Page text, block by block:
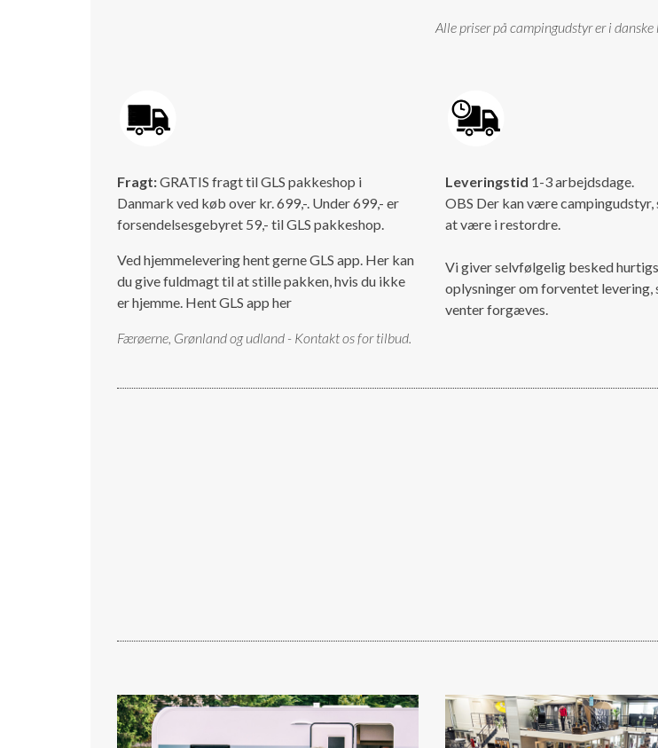
Alle priser på campingudstyr er i danske
Fragt:GRATIS fragt til GLS pakkeshop i
Danmark ved køb over kr. 699,-. Under 699,- er
forsendelsesgebyret 59,- til GLS pakkeshop.
Ved hjemmelevering hent gerne GLS app. Her kan
du give fuldmagt til at stille pakken, hvis du ikke
er hjemme. Hent GLS app her
Færøerne, Grønland og udland - Kontakt os for tilbud.
Leveringstid 1-3 arbejdsdage.
OBS Der kan være campingudstyr,
at være i restordre.
Vi giver selvfølgelig besked
oplysninger om forventet levering,
venter forgæves.